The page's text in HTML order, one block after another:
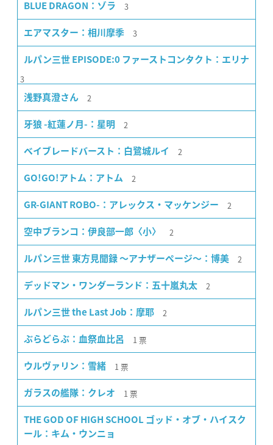
BLUE DRAGON：ゾラ 3
エアマスター：相川摩季 3
ルパン三世 EPISODE:0 ファーストコンタクト：エリナ
3
浅野真澄さん 2
牙狼 -紅蓮ノ月-：星明 2
ベイブレードバースト：白鷺城ルイ 2
GO!GO!アトム：アトム 2
GR-GIANT ROBO-：アレックス・マッケンジー 2
空中ブランコ：伊良部一郎〈小〉 2
ルパン三世 東方見聞録 〜アナザーページ〜：博美 2
デッドマン・ワンダーランド：五十嵐丸太 2
ルパン三世 the Last Job：摩耶 2
ぶらどらぶ：血祭血比呂 1 票
ウルヴァリン：雪緒 1 票
ガラスの艦隊：クレオ 1 票
THE GOD OF HIGH SCHOOL ゴッド・オブ・ハイスク
ール：キム・ウンニョ